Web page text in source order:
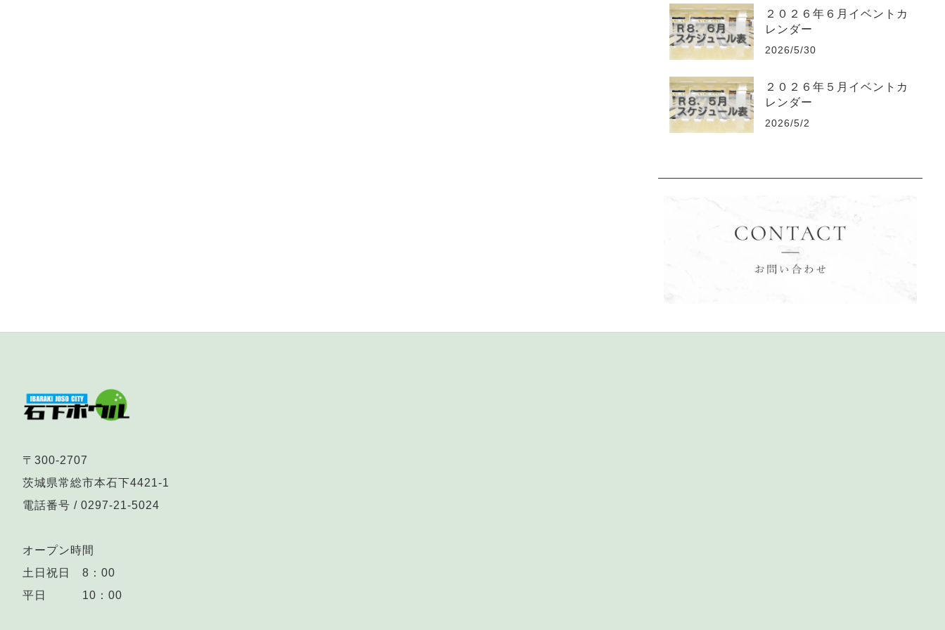
２０２６年６月イベントカ
レンダー
2026/5/30
２０２６年５月イベントカ
レンダー
2026/5/2
〒300-2707
茨城県常総市本石下4421-1
電話番号 / 0297-21-5024
オープン時間
土日祝日 8：00
平日 10：00